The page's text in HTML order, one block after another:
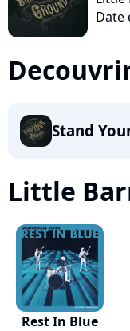
Date
Stand
Little
Rest In Blue